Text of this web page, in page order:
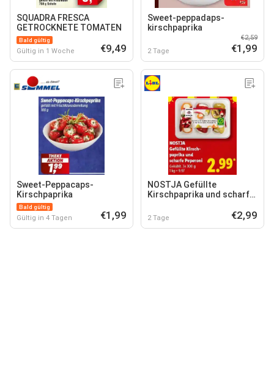
SQUADRA FRESCA
GETROCKNETE TOMATEN
Bald gültig
Gültig in 1 Woche €9,49
Sweet-peppadaps-
kirschpaprika
2 Tage
€2,59
€1,99
Sweet-Peppacaps-
Kirschpaprika
Bald gültig
Gültig in 4 Tagen €1,99
NOSTJA Gefüllte
Kirschpaprika und scharfe
2 Tage €2,99